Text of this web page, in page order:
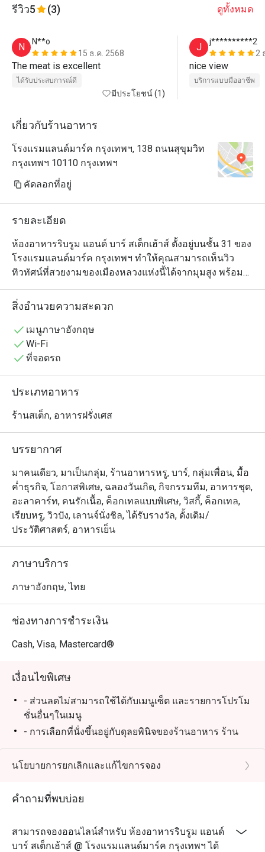
รีวิว5 (3) ดูทั้งหมด
N
N**o
15 ธ.ค. 2568
The meat is excellent
ได้รับประสบการณ์ดี
มีประโยชน์ (1)
J
j**********2
2
บริการแบบมืออาชีพ
เกี่ยวกับร้านอาหาร
โรงแรมแลนด์มาร์ค กรุงเทพฯ, 138 ถนนสุขุมวิท
กรุงเทพฯ 10110 กรุงเทพฯ
คัดลอกที่อยู่
รายละเอียด
ห้องอาหารริบรูม แอนด์ บาร์ สเต็กเฮ้าส์ ตั้งอยู่บนชั้น 31 ของ
โรงแรมแลนด์มาร์ค กรุงเทพฯ ทำให้คุณสามารถเห็นวิว
ทิวทัศน์ที่สวยงามของเมืองหลวงแห่งนี้ได้จากมุมสูง พร้อม
กับรับประทานเมนูสเต็กต่างๆ ของทางร้านที่มีให้เลือก
มากมาย นอกจากนี้ ยังมีทีมเชฟฝีมือดีที่ถูกคัดเลือกมาอย่างดี
อาหารของทางร้านนั้นเป็นการผสมผสานความคลาสสิค
และร่วมสมัยเอาไว้ด้วยกันอย่างลงตัว ทำให้คุณได้
เพลิดเพลินไปกับมื้ออาหารที่น่าจดจำไม่รู้ลืมเลยทีเดียว
สิ่งอำนวยความสะดวก
เมนูภาษาอังกฤษ
Wi-Fi
ที่จอดรถ
ประเภทอาหาร
ร้านสเต็ก, อาหารฝรั่งเศส
บรรยากาศ
มาคนเดียว, มาเป็นกลุ่ม, ร้านอาหารหรู, บาร์, กลุ่มเพื่อน, มื้อ
ค่ำธุรกิจ, โอกาสพิเศษ, ฉลองวันเกิด, กิจกรรมทีม, อาหารชุด,
อะลาคาร์ท, คนรักเนื้อ, ค็อกเทลแบบพิเศษ, วิสกี้, ค็อกเทล,
เรียบหรู, วิวปัง, เลานจ์นั่งชิล, ได้รับรางวัล, ดั้งเดิม/
ประวัติศาสตร์, อาหารเย็น
ภาษาบริการ
ภาษาอังกฤษ, ไทย
ช่องทางการชำระเงิน
Cash, Visa, Mastercard®
เงื่อนไขพิเศษ
- ส่วนลดไม่สามารถใช้ได้กับเมนูเซ็ต และรายการโปรโม
ชั่นอื่นๆในเมนู
- การเลือกที่นั่งขึ้นอยู่กับดุลยพินิจของร้านอาหาร ร้าน
อาหารอาจขอให้คุณรอในช่วงชั่วโมงเร่งด่วน
นโยบายการยกเลิกและแก้ไขการจอง
คำถามที่พบบ่อย
สามารถจองออนไลน์สำหรับ ห้องอาหารริบรูม แอนด์
บาร์ สเต็กเฮ้าส์ @ โรงแรมแลนด์มาร์ค กรุงเทพฯ ได้